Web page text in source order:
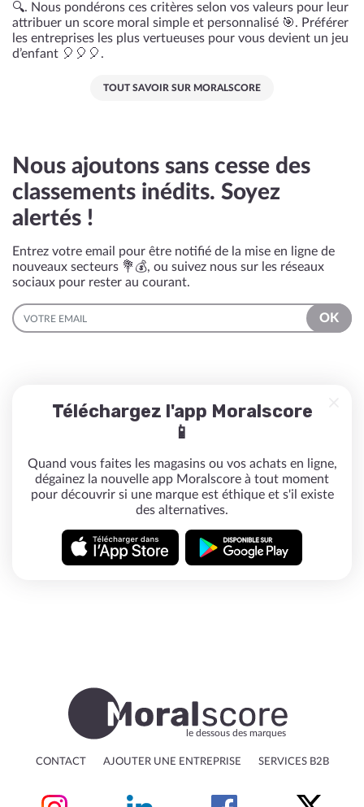
🔍. Nous pondérons ces critères selon vos valeurs pour leur
attribuer un score moral simple et personnalisé 🎯. Préférer
les entreprises les plus vertueuses pour vous devient un jeu
d’enfant 🎈🎈🎈.
TOUT SAVOIR SUR MORALSCORE
Nous ajoutons sans cesse des
classements inédits. Soyez
alertés !
Entrez votre email pour être notifié de la mise en ligne de
nouveaux secteurs 💐💰, ou suivez nous sur les réseaux
sociaux pour rester au courant.
EMAIL
OK
Téléchargez l'app Moralscore
📱
Quand vous faites les magasins ou vos achats en ligne,
dégainez la nouvelle app Moralscore à tout moment
pour découvrir si une marque est éthique et s'il existe
des alternatives.
le dessous des marques
CONTACT AJOUTER UNE ENTREPRISE SERVICES B2B